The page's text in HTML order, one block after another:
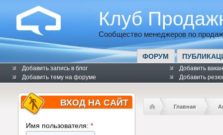
Клуб
Сообщество менеджеров по
ФОРУМ
Добавить запись в блог
Добавить тему на форуме
Добавить
Добавить
ВХОД НА САЙТ
Имя пользователя: *
Главная